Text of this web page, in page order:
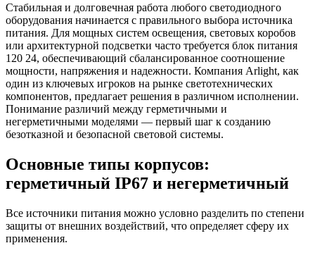
Стабильная и долговечная работа любого светодиодного
оборудования начинается с правильного выбора источника
питания. Для мощных систем освещения, световых коробов
или архитектурной подсветки часто требуется блок питания
120 24, обеспечивающий сбалансированное соотношение
мощности, напряжения и надежности. Компания Arlight, как
один из ключевых игроков на рынке светотехнических
компонентов, предлагает решения в различном исполнении.
Понимание различий между герметичными и
негерметичными моделями — первый шаг к созданию
безотказной и безопасной световой системы.
Основные типы корпусов:
герметичный IP67 и негерметичный
Все источники питания можно условно разделить по степени
защиты от внешних воздействий, что определяет сферу их
применения.